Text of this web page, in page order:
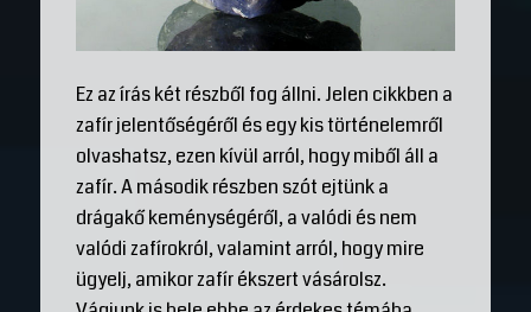
Ez az írás két részből fog állni. Jelen cikkben a
zafír jelentőségéről és egy kis történelemről
olvashatsz, ezen kívül arról, hogy miből áll a
zafír. A második részben szót ejtünk a
drágakő keménységéről, a valódi és nem
valódi zafírokról, valamint arról, hogy mire
ügyelj, amikor zafír ékszert vásárolsz.